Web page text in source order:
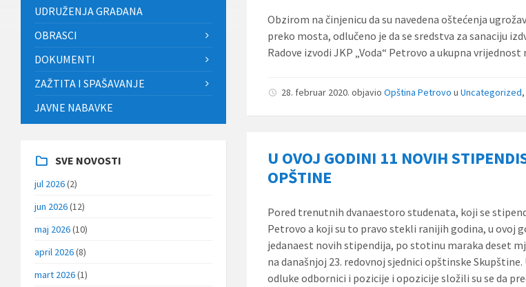
Obzirom na činjenicu da su navedena oštećenja
preko mosta, odlučeno je da se sredstva za sanaciju
Radove izvodi JKP „Voda“ Petrovo a ukupna vrijednost
28. februar 2020.objavioOpština Petrovo uUncategorized
U OVOJ GODINI 11 NOVIH
OPŠTINE
Pored trenutnih dvanaestoro studenata, koji se
Petrovo a koji su to pravo stekli ranijih godina, u ovoj
jedanaest novih stipendija, po stotinu maraka deset
na današnjoj 23. redovnoj sjednici opštinske
odluke odbornici i pozicije i opozicije složili su se da
UDRUŽENJA GRAĐANA
OBRASCI
DOKUMENTI
ZAŽTITA I SPAŠAVANJE
JAVNE NABAVKE
SVE NOVOSTI
jul 2026(2)
jun 2026(12)
maj 2026(10)
april 2026(8)
mart 2026(1)